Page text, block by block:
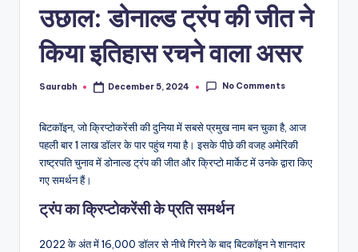
उछाल: डोनाल्ड ट्रंप की जीत ने
किया इतिहास रचने वाला असर
Posted
Saurabh December 5, 2024 No Comments
बिटकॉइन, जो क्रिप्टोकरेंसी की दुनिया में सबसे प्रमुख नाम बन चुका है, आज
पहली बार 1 लाख डॉलर के पार पहुंच गया है। इसके पीछे की वजह अमेरिकी
राष्ट्रपति चुनाव में डोनाल्ड ट्रंप की जीत और क्रिप्टो मार्केट में उनके द्वारा किए
गए समर्थन हैं।
ट्रंप का क्रिप्टोकरेंसी के प्रति समर्थन
2022 के अंत में 16,000 डॉलर से नीचे गिरने के बाद बिटकॉइन ने शानदार